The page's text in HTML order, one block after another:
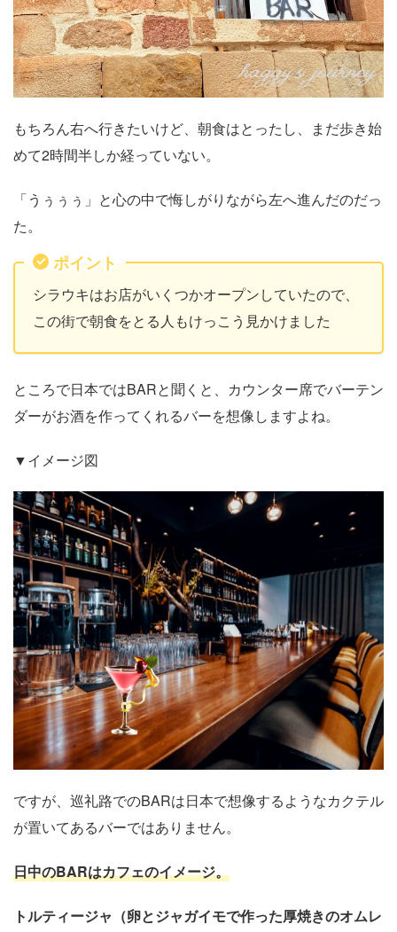
もちろん右へ行きたいけど、朝食はとったし、まだ歩き始
めて2時間半しか経っていない。
「うぅぅぅ」と心の中で悔しがりながら左へ進んだのだっ
た。
ポイント
シラウキはお店がいくつかオープンしていたので、
この街で朝食をとる人もけっこう見かけました
ところで日本ではBARと聞くと、カウンター席でバーテン
ダーがお酒を作ってくれるバーを想像しますよね。
▼イメージ図
ですが、巡礼路でのBARは日本で想像するようなカクテル
が置いてあるバーではありません。
日中のBARはカフェのイメージ。
トルティージャ（卵とジャガイモで作った厚焼きのオムレ